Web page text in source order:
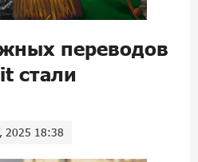
переводов
стали
2025 18:38